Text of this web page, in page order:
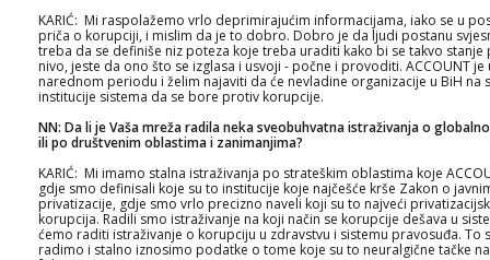
KARIĆ: Mi raspolažemo vrlo deprimirajućim informacijama, iako se u
priča o korupciji, i mislim da je to dobro. Dobro je da ljudi postanu
treba da se definiše niz poteza koje treba uraditi kako bi se takvo stanje
nivo, jeste da ono što se izglasa i usvoji - počne i provoditi. ACCOUNT
narednom periodu i želim najaviti da će nevladine organizacije u BiH na
institucije sistema da se bore protiv korupcije.
NN: Da li je Vaša mreža radila neka sveobuhvatna istraživanja o
ili po društvenim oblastima i zanimanjima?
KARIĆ: Mi imamo stalna istraživanja po strateškim oblastima koje
gdje smo definisali koje su to institucije koje najčešće krše Zakon o
privatizacije, gdje smo vrlo precizno naveli koji su to najveći
korupcija. Radili smo istraživanje na koji način se korupcije dešava u
ćemo raditi istraživanje o korupciju u zdravstvu i sistemu pravosuđa. To
radimo i stalno iznosimo podatke o tome koje su to neuralgične tačke